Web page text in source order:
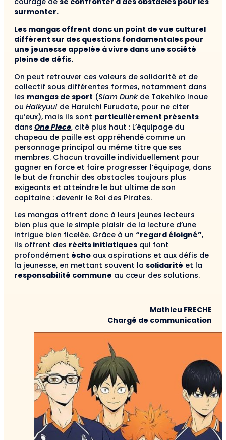
surmonter.
Les mangas offrent donc un point de vue culturel
différent sur des questions fondamentales pour
une jeunesse appelée à vivre dans une société
pleine de défis.
On peut retrouver ces valeurs de solidarité et de
collectif sous différentes formes, notamment dans
les mangas de sport (Slam Dunkde Takehiko Inoue
ou Haikyuu! de Haruichi Furudate, pour ne citer
qu’eux), mais ils sont particulièrement présents
dans One Piece, cité plus haut : L’équipage du
chapeau de paille est appréhendé comme un
personnage principal au même titre que ses
membres. Chacun travaille individuellement pour
gagner en force et faire progresser l’équipage, dans
le but de franchir des obstacles toujours plus
exigeants et atteindre le but ultime de son
capitaine : devenir le Roi des Pirates.
Les mangas offrent donc à leurs jeunes lecteurs
bien plus que le simple plaisir de la lecture d’une
intrigue bien ficelée. Grâce à un “regard éloigné”,
ils offrent des récits initiatiques qui font
profondément écho aux aspirations et aux défis de
la jeunesse, en mettant souvent la solidarité et la
responsabilité commune au cœur des solutions.
Mathieu FRECHE
Chargé de communication